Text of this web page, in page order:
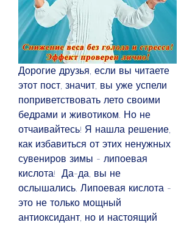
Дорогие друзья, если вы читаете
этот пост, значит, вы уже успели
поприветствовать лето своими
бедрами и животиком. Но не
отчаивайтесь! Я нашла решение,
как избавиться от этих ненужных
сувениров зимы - липоевая
кислота!  Да-да, вы не
ослышались. Липоевая кислота -
это не только мощный
антиоксидант, но и настоящий